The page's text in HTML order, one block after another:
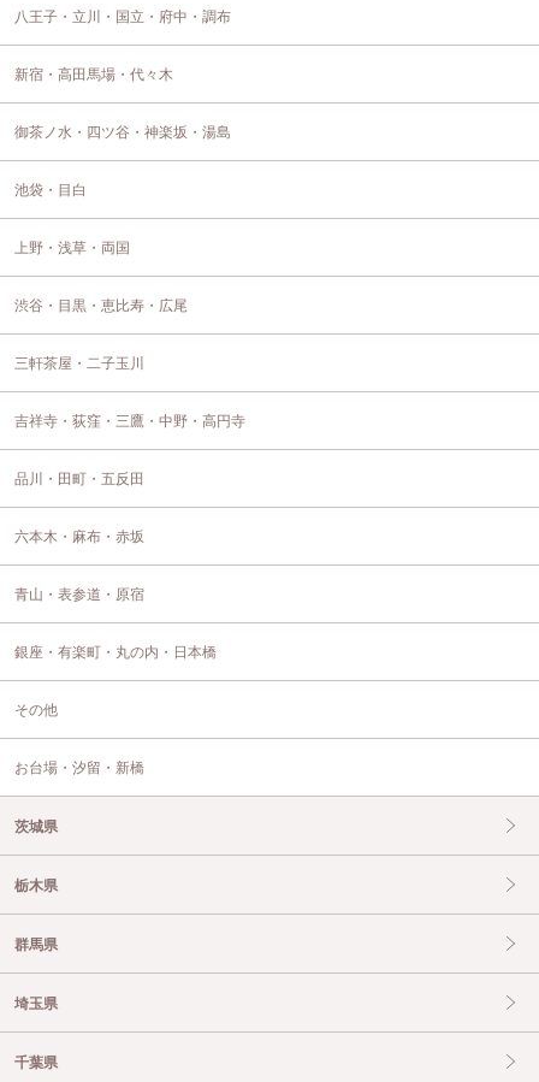
八王子・立川・国立・府中・調布
新宿・高田馬場・代々木
御茶ノ水・四ツ谷・神楽坂・湯島
池袋・目白
上野・浅草・両国
渋谷・目黒・恵比寿・広尾
三軒茶屋・二子玉川
吉祥寺・荻窪・三鷹・中野・高円寺
品川・田町・五反田
六本木・麻布・赤坂
青山・表参道・原宿
銀座・有楽町・丸の内・日本橋
その他
お台場・汐留・新橋
茨城県
栃木県
群馬県
埼玉県
千葉県